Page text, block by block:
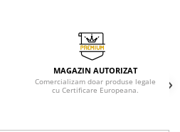
MAGAZIN AUTORIZAT
Comercializam doar produse legale
cu Certificare Europeana.